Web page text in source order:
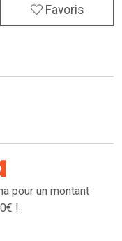
Favoris
pour un montant
!